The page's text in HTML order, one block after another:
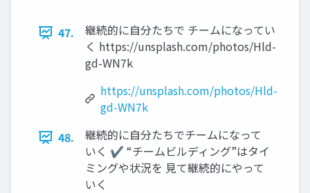
47.
継続的に自分たちで チームになってい
く https://unsplash.com/photos/Hld-
gd-WN7k
https://unsplash.com/photos/Hld-
gd-WN7k
48.
継続的に自分たちでチームになって
いく ✔ “チームビルディング”はタイ
ミングや状況を 見て継続的にやって
いく